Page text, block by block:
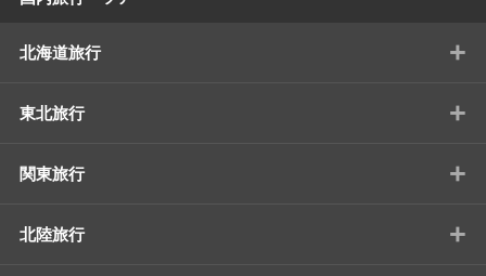
北海道旅行 +
東北旅行 +
関東旅行 +
北陸旅行 +